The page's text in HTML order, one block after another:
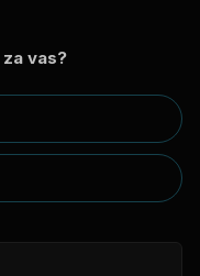
vas?